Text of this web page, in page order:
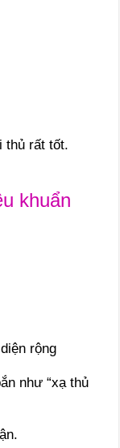
thủ rất tốt.
khuẩn
rộng
như “xạ thủ